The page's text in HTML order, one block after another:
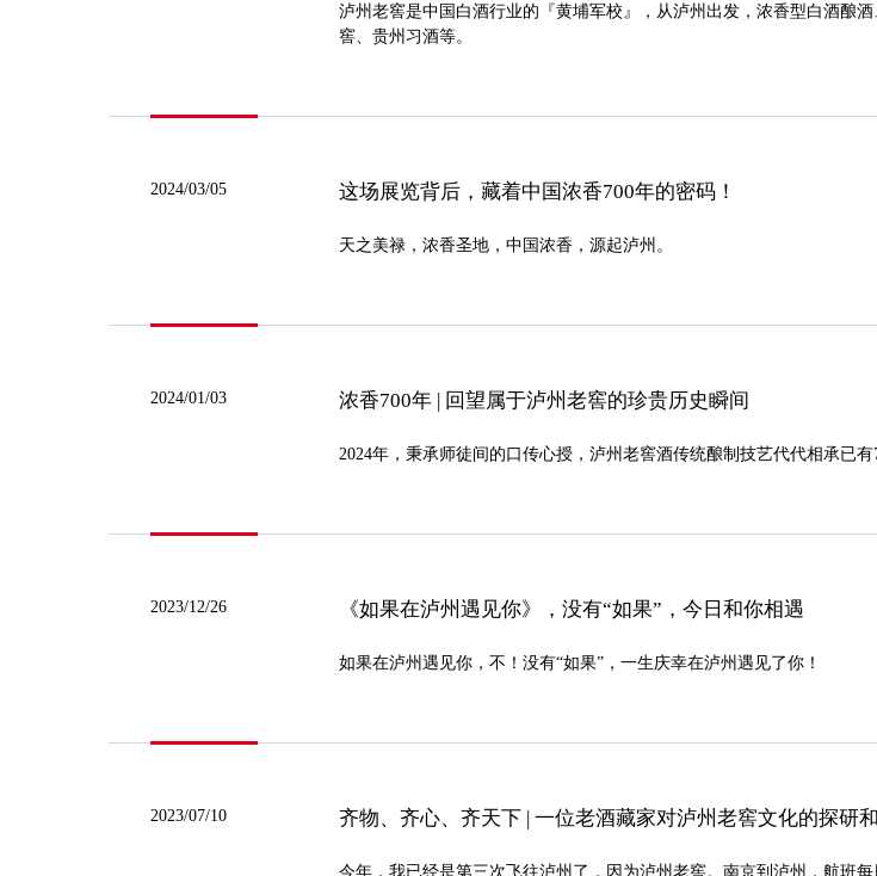
泸州老窖是中国白酒行业的『黄埔军校』，从泸州出发，浓香型白酒酿
窖、贵州习酒等。
2024/03/05 这场展览背后，藏着中国浓香700年的密码！
天之美禄，浓香圣地，中国浓香，源起泸州。
2024/01/03 浓香700年 | 回望属于泸州老窖的珍贵历史瞬间
2024年，秉承师徒间的口传心授，泸州老窖酒传统酿制技艺代代相承已有
2023/12/26 《如果在泸州遇见你》，没有“如果”，今日和你相遇
如果在泸州遇见你，不！没有“如果”，一生庆幸在泸州遇见了你！
2023/07/10 齐物、齐心、齐天下 | 一位老酒藏家对泸州老窖文化的探研
今年，我已经是第三次飞往泸州了，因为泸州老窖。南京到泸州，航班